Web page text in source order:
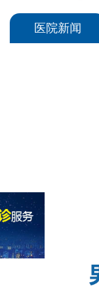
医院新闻